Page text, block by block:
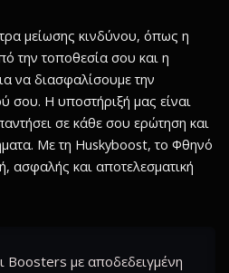
μείωσης κινδύνου, όπως η
την τοποθεσία σου και η
να διασφαλίσουμε την
σου. Η υποστήριξή μας είναι
σε κάθε σου ερώτηση και
Με τη Huskyboost, το Φθηνό
ασφαλής και αποτελεσματική
Boosters με αποδεδειγμένη